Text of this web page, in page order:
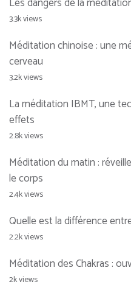
3.3k views
Méditation chinoise : une
cerveau
3.2k views
La méditation IBMT, une
effets
2.8k views
Méditation du matin :
le corps
2.4k views
Quelle est la différence
2.2k views
Méditation des Chakras :
2k views